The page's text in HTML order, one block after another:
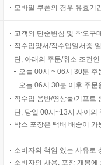
모바일 쿠폰의 경우 유효기
고객의 단순변심 및 착오구
직수입양서/직수입일서중
단, 아래의 주문/취소 조건
오늘 00시 ~ 06시 30분
오늘 06시 30분 이후 주
직수입 음반/영상물/기프트
단, 당일 00시~13시 사이의
박스 포장은 택배 배송이
소비자의 책임 있는 사유로
소비자의 사용, 포장 개봉